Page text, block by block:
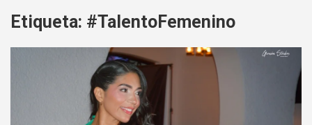
content
Etiqueta: #TalentoFemenino